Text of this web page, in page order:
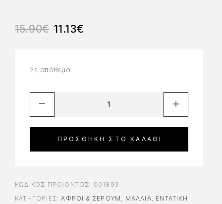
15.90€ 11.13€
Σε απόθεμα
ΠΡΟΣΘΉΚΗ ΣΤΟ ΚΑΛΆΘΙ
ΚΩΔΙΚΌΣ ΠΡΟΪΌΝΤΟΣ: 001893
ΚΑΤΗΓΟΡΊΕΣ:ΑΦΡΟΊ & ΣΈΡΟΥΜ , ΜΑΛΛΙΑ, ΕΝΤΑΤΙΚΉ